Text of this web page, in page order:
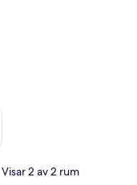
aug. 14 - aug. 16
Visar 2 av 2 rum